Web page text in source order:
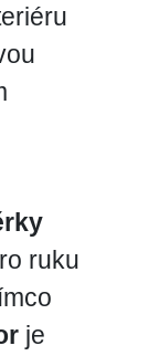
ruku
je